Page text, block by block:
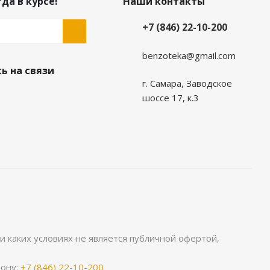
на связи
+7 (846) 22-10-200
benzoteka@gmail.com
г. Самара, Заводское
шоссе 17, к.3
условиях не является публичной офертой,
+7 (846) 22-10-200